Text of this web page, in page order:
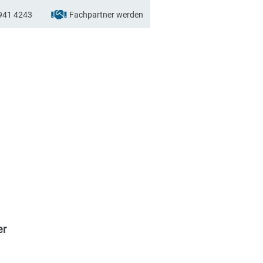
4243 Fachpartner werden